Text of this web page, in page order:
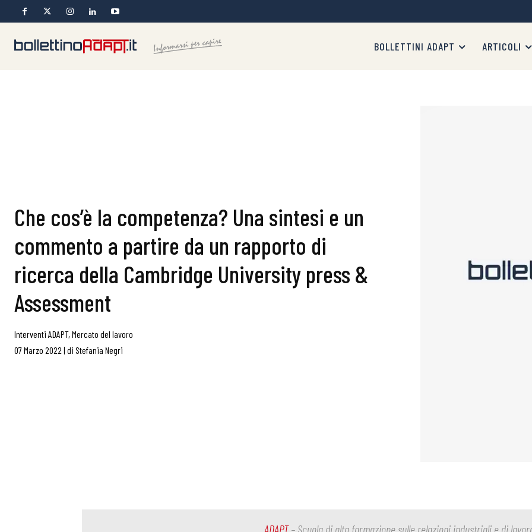
BOLLETTINI ADAPT ARTICOLI
Che cos’è la competenza? Una sintesi e un
commento a partire da un rapporto di
ricerca della Cambridge University press &
Assessment
Interventi ADAPT, Mercato del lavoro
07 Marzo 2022 | di Stefania Negri
ADAPT– Scuola di alta formazione sulle relazioni industriali e di